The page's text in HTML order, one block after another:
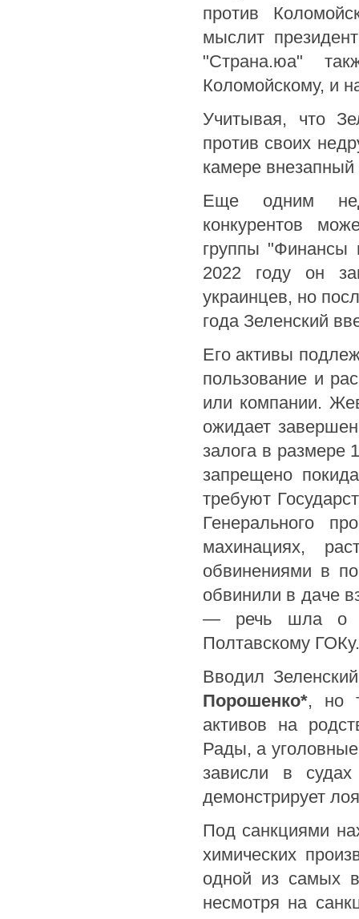
против
мыслит
"Страна.юа"
Коломойскому, и
Учитывая, что
против своих
камере
Еще одним
конкурентов
группы "Финансы
2022 году он
украинцев, но
года Зеленский
Его активы
пользование и
или компании.
ожидает
залога в размере
запрещено
требуют
Генерального
махинациях,
обвинениями в
обвинили в даче
— речь шла о
Полтавскому ГОКу.
Вводил
Порошенко*, но
активов на
Рады, а
зависли в
демонстрирует
Под санкциями
химических
одной из самых
несмотря на